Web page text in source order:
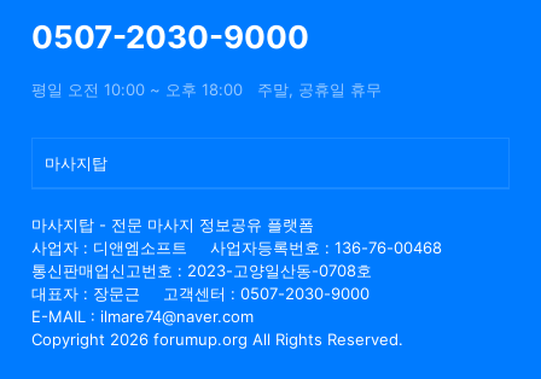
0507-2030-9000
평일 오전 10:00 ~ 오후 18:00 주말, 공휴일 휴무
마사지탑
마사지탑 - 전문 마사지 정보공유 플랫폼
사업자 : 디앤엠소프트
사업자등록번호 : 136-76-00468
통신판매업신고번호 : 2023-고양일산동-0708호
대표자 : 장문근
고객센터 : 0507-2030-9000
E-MAIL : ilmare74@naver.com
Copyright 2026 forumup.org All Rights Reserved.